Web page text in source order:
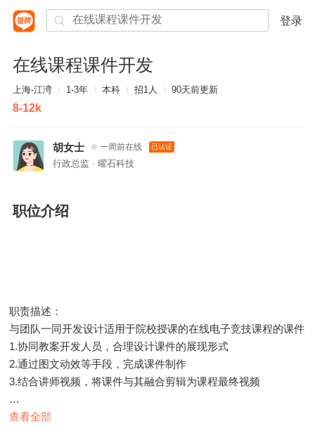
登录
在线课程课件开发
上海-江湾 1-3年 本科 招1人 90天前更新
8-12k
胡女士 一周前在线 已认证
行政总监 · 曜石科技
职位介绍
职责描述：
与团队一同开发设计适用于院校授课的在线电子竞技课程的课件
1.协同教案开发人员，合理设计课件的展现形式
2.通过图文动效等手段，完成课件制作
3.结合讲师视频，将课件与其融合剪辑为课程最终视频
任职要求：
查看全部